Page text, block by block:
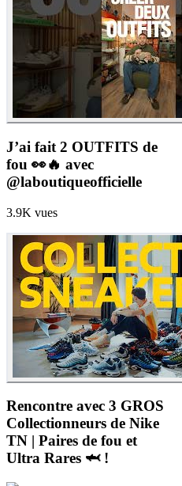
J’ai fait 2 OUTFITS de
fou 👀🔥 avec
@laboutiqueofficielle
3.9K vues
Rencontre avec 3 GROS
Collectionneurs de Nike
TN | Paires de fou et
Ultra Rares 🦈 !